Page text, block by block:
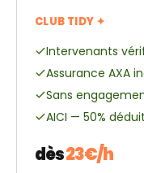
CLUB TIDY ✦
Intervenants
Assurance AXA
Sans
AICI — 50% déduit
dès23€/h